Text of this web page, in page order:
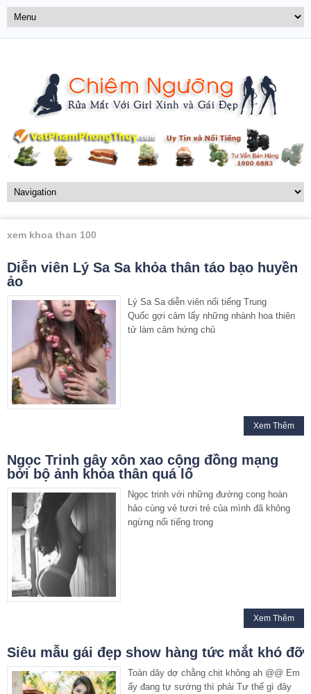
xem khoa than 100
Diễn viên Lý Sa Sa khỏa thân táo bạo huyền
ảo
Lý Sa Sa diễn viên nổi tiếng Trung
Quốc gợi cảm lấy những nhành hoa thiên
tử làm cảm hứng chủ
Xem Thêm
Ngọc Trinh gây xôn xao cộng đồng mạng
bởi bộ ảnh khỏa thân quá lố
Ngọc trinh với những đường cong hoàn
hảo cùng vẻ tươi trẻ của mình đã không
ngừng nổi tiếng trong
Xem Thêm
Siêu mẫu gái đẹp show hàng tức mắt khó đỡ
Toàn dây dợ chằng chịt không ah @@ Em
ấy đang tự sướng thì phải Tư thế gì đây